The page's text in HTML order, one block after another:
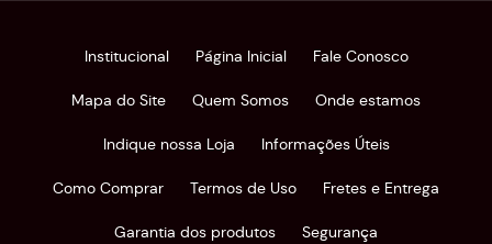
Institucional Página Inicial Fale Conosco
Mapa do Site Quem Somos Onde estamos
Indique nossa Loja Informações Úteis
Como Comprar Termos de Uso Fretes e Entrega
Garantia dos produtos Segurança